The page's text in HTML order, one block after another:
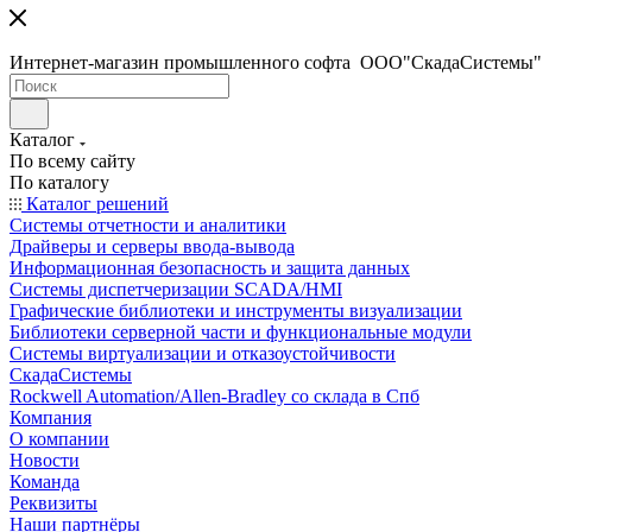
Интернет-магазин промышленного софта ООО"СкадаСистемы"
Каталог
По всему сайту
По каталогу
Каталог решений
Системы отчетности и аналитики
Драйверы и серверы ввода-вывода
Информационная безопасность и защита данных
Системы диспетчеризации SCADA/HMI
Графические библиотеки и инструменты визуализации
Библиотеки серверной части и функциональные модули
Системы виртуализации и отказоустойчивости
СкадаСистемы
Rockwell Automation/Allen-Bradley со склада в Спб
Компания
О компании
Новости
Команда
Реквизиты
Наши партнёры